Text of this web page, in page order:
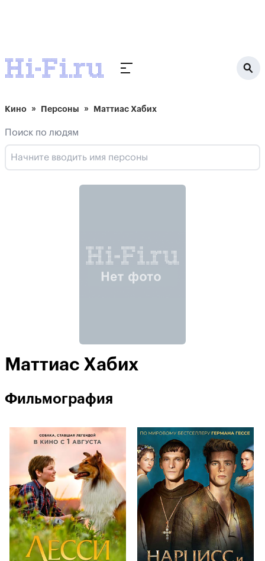
Кино Персоны Маттиас Хабих
Поиск по людям
Маттиас Хабих
Фильмография